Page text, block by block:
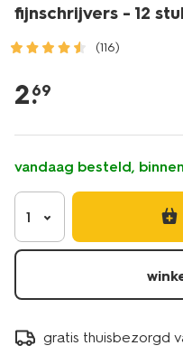
fijnschrijvers - 12
(116)
kantoor/schrijfwaren/
-
stuks-
14420029.html
2.
69
vandaag besteld,
1
gratis thuisbezorgd